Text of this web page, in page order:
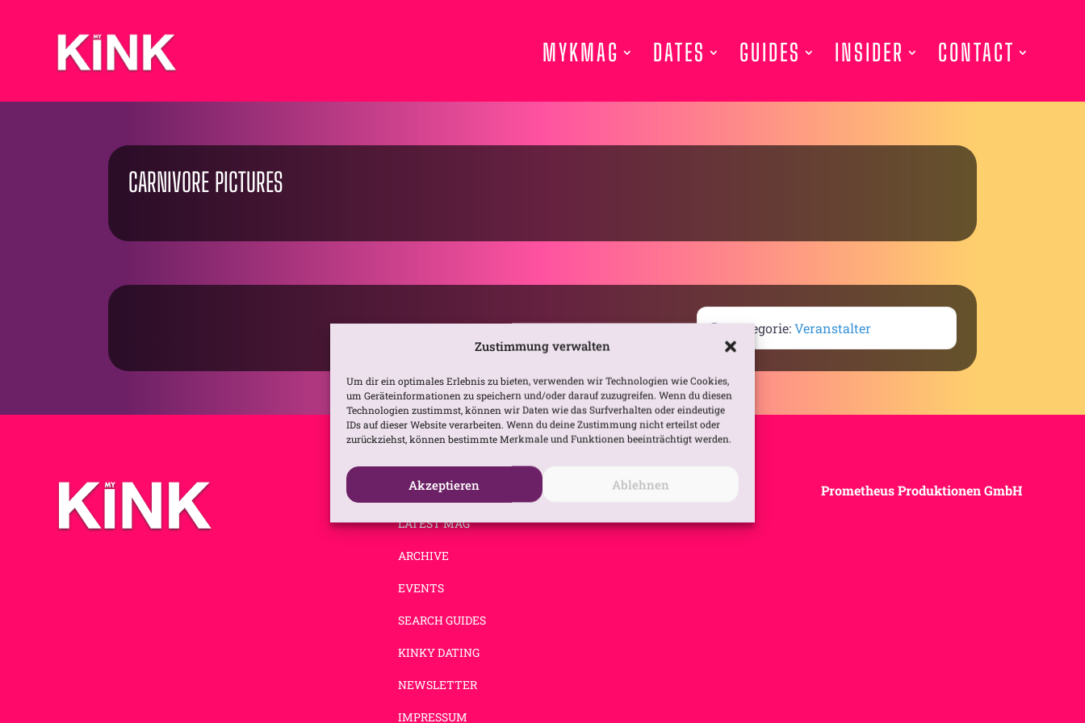
Zustimmung verwalten
Um dir ein optimales Erlebnis zu bieten, verwenden wir Technologien wie Cookies,
um Geräteinformationen zu speichern und/oder darauf zuzugreifen. Wenn du diesen
Technologien zustimmst, können wir Daten wie das Surfverhalten oder eindeutige
IDs auf dieser Website verarbeiten. Wenn du deine Zustimmung nicht erteilst oder
zurückziehst, können bestimmte Merkmale und Funktionen beeinträchtigt werden.
Akzeptieren Ablehnen
MYKMAG DATES GUIDES INSIDER CONTACT
CARNIVORE PICTURES
Kategorie:Veranstalter
NEW
LATEST MAG
ARCHIVE
EVENTS
SEARCH GUIDES
KINKY DATING
NEWSLETTER
IMPRESSUM
Prometheus Produktionen GmbH